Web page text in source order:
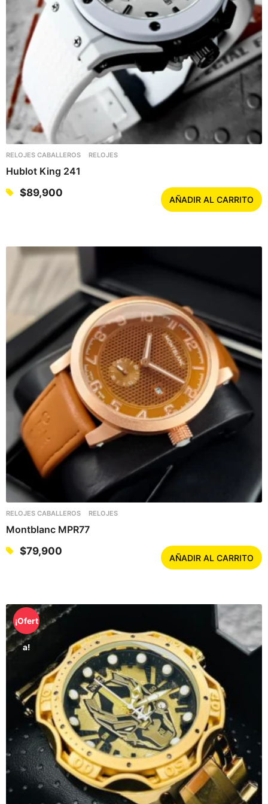
RELOJES CABALLEROS RELOJES
Hublot King 241
$89,900
AÑADIR AL CARRITO
RELOJES CABALLEROS RELOJES
Montblanc MPR77
$79,900
AÑADIR AL CARRITO
¡Ofert
a!